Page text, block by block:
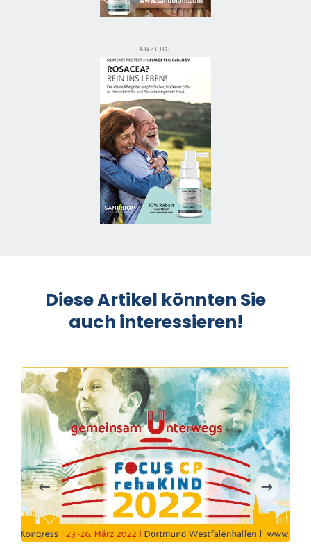
ANZEIGE
Diese Artikel könnten Sie
auch interessieren!